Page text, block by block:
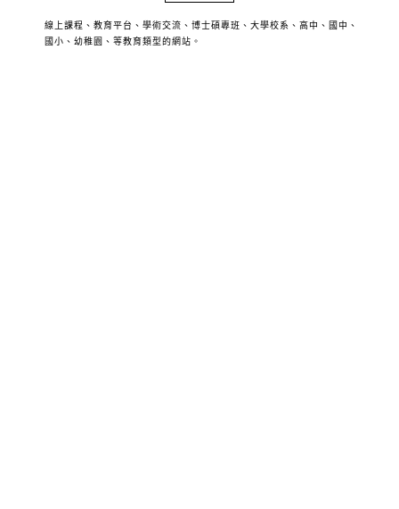
線上課程、教育平台、學術交流、博士碩專班、大學校系、高中、國中、
國小、幼稚園、等教育類型的網站。